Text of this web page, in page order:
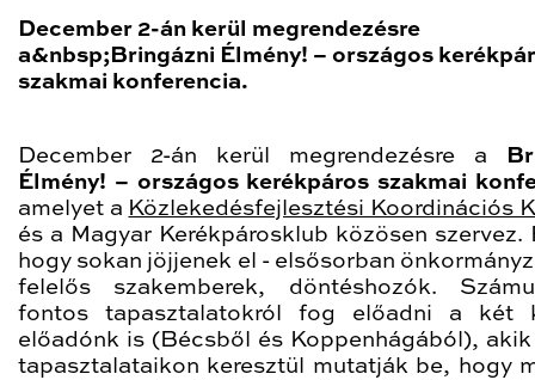
December 2-án kerül megrendezésre
a&nbsp;Bringázni Élmény! – országos
szakmai konferencia.
December 2-án kerül megrendezésre a
Élmény! – országos kerékpáros szakmai
amelyet a Közlekedésfejlesztési Koordinációs
és a Magyar Kerékpárosklub közösen szervez.
hogy sokan jöjjenek el - elsősorban
felelős szakemberek, döntéshozók.
fontos tapasztalatokról fog előadni a két
előadónk is (Bécsből és Koppenhágából),
tapasztalataikon keresztül mutatják be, hogy